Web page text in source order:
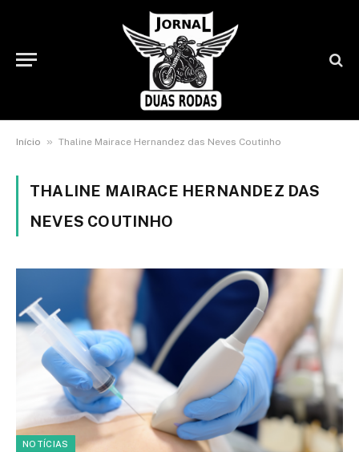
Início » Thaline Mairace Hernandez das Neves Coutinho
THALINE MAIRACE HERNANDEZ DAS
NEVES COUTINHO
NOTÍCIAS